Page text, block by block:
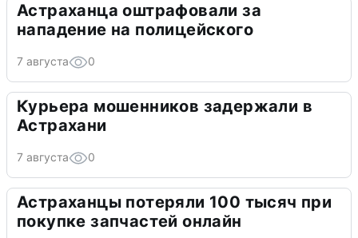
Астраханца оштрафовали за
нападение на полицейского
7 августа 0
Курьера мошенников задержали в
Астрахани
7 августа 0
Астраханцы потеряли 100 тысяч при
покупке запчастей онлайн